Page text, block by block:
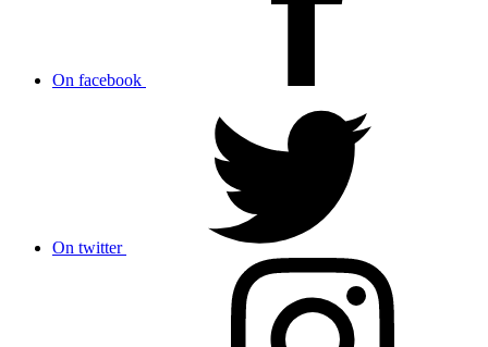
On facebook
On twitter